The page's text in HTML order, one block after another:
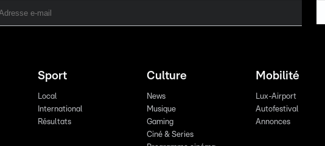
Sport
Local
International
Résultats
Culture
News
Musique
Gaming
Ciné & Series
Mobilité
Lux-Airport
Autofestival
Annonces